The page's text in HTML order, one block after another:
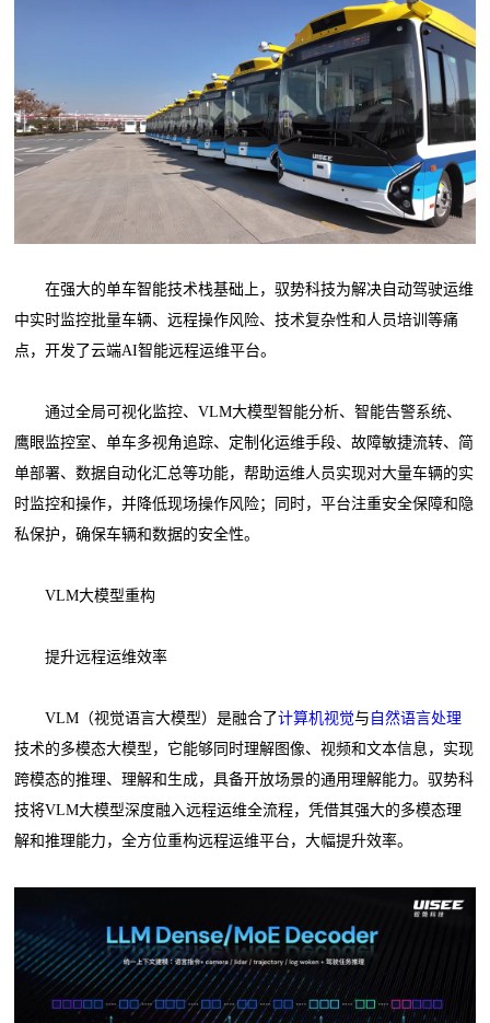
在强大的单车智能技术栈基础上，驭势科技为解决自动驾驶运维
中实时监控批量车辆、远程操作风险、技术复杂性和人员培训等痛
点，开发了云端AI智能远程运维平台。
通过全局可视化监控、VLM大模型智能分析、智能告警系统、
鹰眼监控室、单车多视角追踪、定制化运维手段、故障敏捷流转、简
单部署、数据自动化汇总等功能，帮助运维人员实现对大量车辆的实
时监控和操作，并降低现场操作风险；同时，平台注重安全保障和隐
私保护，确保车辆和数据的安全性。
VLM大模型重构
提升远程运维效率
VLM（视觉语言大模型）是融合了计算机视觉与 自然语言处理
技术的多模态大模型，它能够同时理解图像、视频和文本信息，实现
跨模态的推理、理解和生成，具备开放场景的通用理解能力。驭势科
技将VLM大模型深度融入远程运维全流程，凭借其强大的多模态理
解和推理能力，全方位重构远程运维平台，大幅提升效率。